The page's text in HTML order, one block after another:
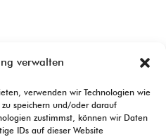
verwalten
verwenden wir Technologien wie
speichern und/oder darauf
zustimmst, können wir Daten
IDs auf dieser Website